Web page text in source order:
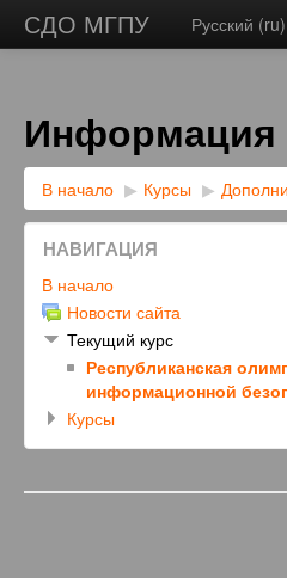
СДО МГПУ Русский ‎(ru)‎
Информация
В начало ▶︎ Курсы ▶︎
НАВИГАЦИЯ
В начало
Новости сайта
Текущий курс
Республиканская
информационной
Курсы